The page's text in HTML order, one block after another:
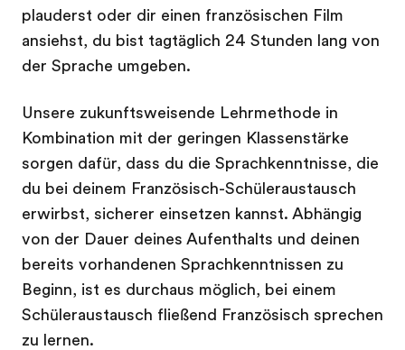
plauderst oder dir einen französischen Film
ansiehst, du bist tagtäglich 24 Stunden lang von
der Sprache umgeben.
Unsere zukunftsweisende Lehrmethode in
Kombination mit der geringen Klassenstärke
sorgen dafür, dass du die Sprachkenntnisse, die
du bei deinem Französisch-Schüleraustausch
erwirbst, sicherer einsetzen kannst. Abhängig
von der Dauer deines Aufenthalts und deinen
bereits vorhandenen Sprachkenntnissen zu
Beginn, ist es durchaus möglich, bei einem
Schüleraustausch fließend Französisch sprechen
zu lernen.